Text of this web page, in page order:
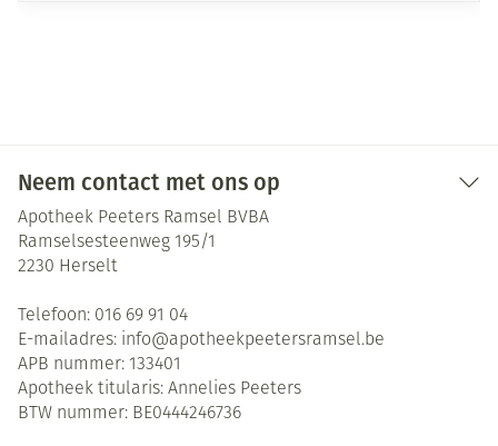
Neem contact met ons op
Apotheek Peeters Ramsel BVBA
Ramselsesteenweg 195/1
2230 Herselt
Telefoon: 016 69 91 04
E-mailadres: info@apotheekpeetersramsel.be
APB nummer: 133401
Apotheek titularis: Annelies Peeters
BTW nummer: BE0444246736